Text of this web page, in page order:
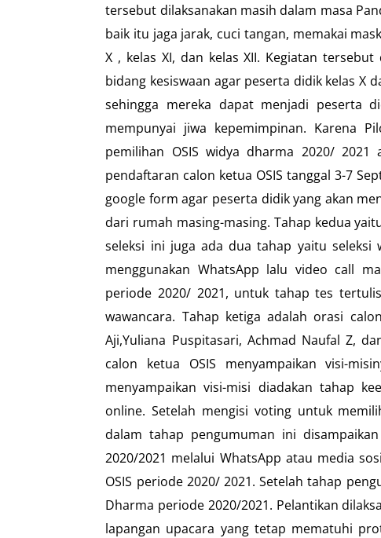
tersebut dilaksanakan masih dalam masa
baik itu jaga jarak, cuci tangan, memakai
X , kelas XI, dan kelas XII. Kegiatan
bidang kesiswaan agar peserta didik kelas X
sehingga mereka dapat menjadi peserta
mempunyai jiwa kepemimpinan. Karena
pemilihan OSIS widya dharma 2020/
pendaftaran calon ketua OSIS tanggal 3-7
google form agar peserta didik yang akan
dari rumah masing-masing. Tahap kedua
seleksi ini juga ada dua tahap yaitu seleksi
menggunakan WhatsApp lalu video call
periode 2020/ 2021, untuk tahap tes
wawancara. Tahap ketiga adalah orasi
Aji,Yuliana Puspitasari, Achmad Naufal Z,
calon ketua OSIS menyampaikan visi-
menyampaikan visi-misi diadakan tahap
online. Setelah mengisi voting untuk
dalam tahap pengumuman ini
2020/2021 melalui WhatsApp atau media
OSIS periode 2020/ 2021. Setelah tahap
Dharma periode 2020/2021. Pelantikan
lapangan upacara yang tetap mematuhi